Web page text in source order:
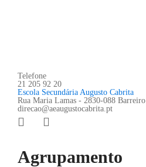
Telefone
21 205 92 20
Escola Secundária Augusto Cabrita
Rua Maria Lamas - 2830-088 Barreiro
direcao@aeaugustocabrita.pt
Agrupamento